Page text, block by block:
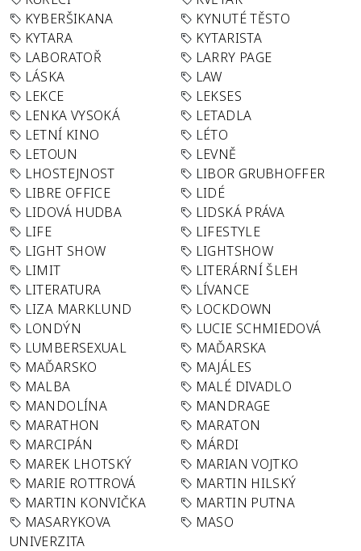
KYBERŠIKANA
KYNUTÉ TĚSTO
KYTARA
KYTARISTA
LABORATOŘ
LARRY PAGE
LÁSKA
LAW
LEKCE
LEKSES
LENKA VYSOKÁ
LETADLA
LETNÍ KINO
LÉTO
LETOUN
LEVNĚ
LHOSTEJNOST
LIBOR GRUBHOFFER
LIBRE OFFICE
LIDÉ
LIDOVÁ HUDBA
LIDSKÁ PRÁVA
LIFE
LIFESTYLE
LIGHT SHOW
LIGHTSHOW
LIMIT
LITERÁRNÍ ŠLEH
LITERATURA
LÍVANCE
LIZA MARKLUND
LOCKDOWN
LONDÝN
LUCIE SCHMIEDOVÁ
LUMBERSEXUAL
MAĎARSKA
MAĎARSKO
MAJÁLES
MALBA
MALÉ DIVADLO
MANDOLÍNA
MANDRAGE
MARATHON
MARATON
MARCIPÁN
MÁRDI
MAREK LHOTSKÝ
MARIAN VOJTKO
MARIE ROTTROVÁ
MARTIN HILSKÝ
MARTIN KONVIČKA
MARTIN PUTNA
MASARYKOVA
UNIVERZITA
MASO